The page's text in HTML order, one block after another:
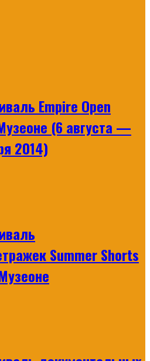
Empire Open
(6 августа —
2014)
Summer Shorts